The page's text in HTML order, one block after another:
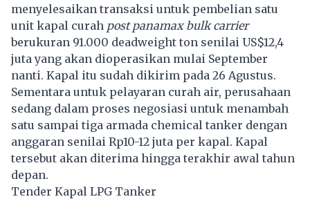
menyelesaikan transaksi untuk pembelian satu
unit kapal curah post panamax bulk carrier
berukuran 91.000 deadweight ton senilai US$12,4
juta yang akan dioperasikan mulai September
nanti. Kapal itu sudah dikirim pada 26 Agustus.
Sementara untuk pelayaran curah air, perusahaan
sedang dalam proses negosiasi untuk menambah
satu sampai tiga armada chemical tanker dengan
anggaran senilai Rp10-12 juta per kapal. Kapal
tersebut akan diterima hingga terakhir awal tahun
depan.
Tender Kapal LPG Tanker